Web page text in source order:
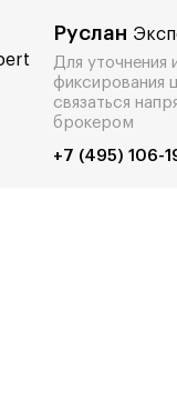
Руслан
Для уточнения
фиксирования
связаться
брокером
+7 (495) 106-